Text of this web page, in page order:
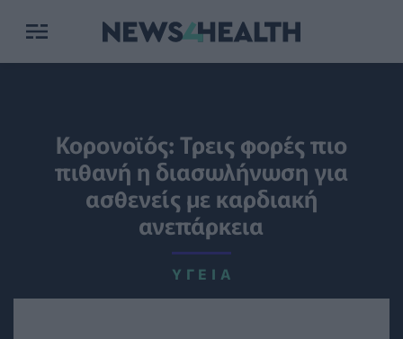
Κορονοϊός: Τρεις φορές πιο
πιθανή η διασωλήνωση για
ασθενείς με καρδιακή
ανεπάρκεια
ΥΓΕΊΑ